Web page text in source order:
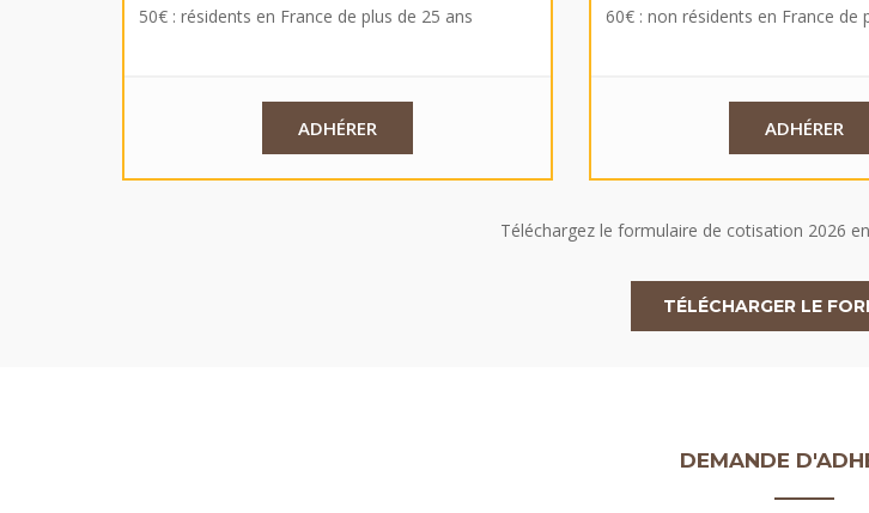
50€ : résidents en France de plus de 25 ans
ADHÉRER
60€ : non résidents en France de
ADHÉRER
Téléchargez le formulaire de cotisation 2026
TÉLÉCHARGER LE
DEMANDE